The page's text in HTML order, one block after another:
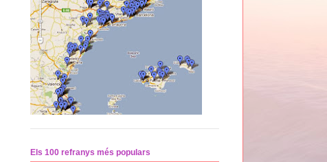
Els 100 refranys més populars